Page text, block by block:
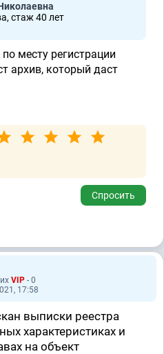
стаж 40 лет
месту регистрации
архив, который даст
Спросить
VIP - 0
17:58
выписки реестра
характеристиках и
на объект